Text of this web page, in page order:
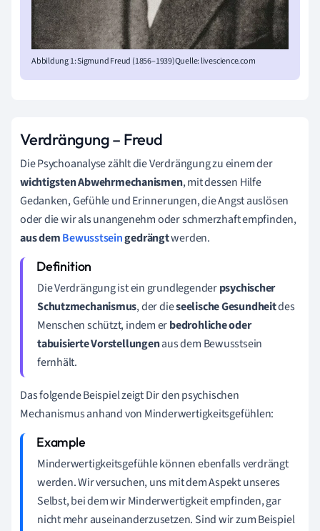
Abbildung 1: Sigmund Freud (1856–1939)Quelle: livescience.com
Verdrängung – Freud
Die Psychoanalyse zählt die Verdrängung zu einem der
wichtigsten Abwehrmechanismen, mit dessen Hilfe
Gedanken, Gefühle und Erinnerungen, die Angst auslösen
oder die wir als unangenehm oder schmerzhaft empfinden,
aus demBewusstseingedrängtwerden.
Die Verdrängung ist ein grundlegenderpsychischer
Schutzmechanismus, der dieseelische Gesundheitdes
Menschen schützt, indem erbedrohliche oder
tabuisierte Vorstellungenaus dem Bewusstsein
fernhält.
Das folgende Beispiel zeigt Dir den psychischen
Mechanismus anhand von Minderwertigkeitsgefühlen:
Minderwertigkeitsgefühle können ebenfalls verdrängt
werden. Wir versuchen, uns mit dem Aspekt unseres
Selbst, bei dem wir Minderwertigkeit empfinden, gar
nicht mehr auseinanderzusetzen. Sind wir zum Beispiel